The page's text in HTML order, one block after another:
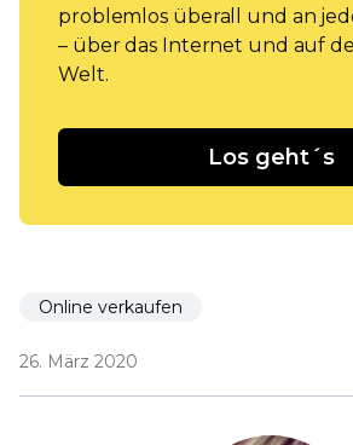
problemlos überall und an
– über das Internet und auf
Welt.
Los geht´s
Online verkaufen
26. März 2020